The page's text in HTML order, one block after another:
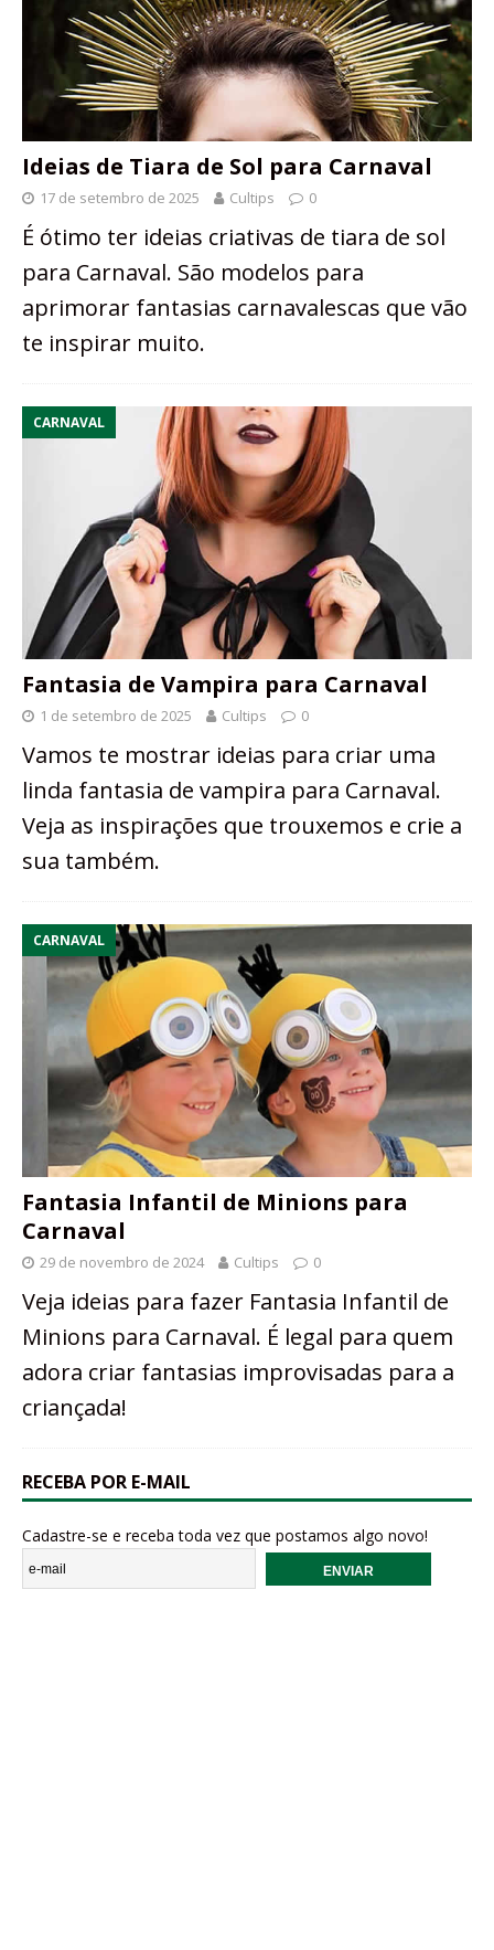
Ideias de Tiara de Sol para Carnaval
17 de setembro de 2025 Cultips 0
É ótimo ter ideias criativas de tiara de sol
para Carnaval. São modelos para
aprimorar fantasias carnavalescas que vão
te inspirar muito.
CARNAVAL
Fantasia de Vampira para Carnaval
1 de setembro de 2025 Cultips 0
Vamos te mostrar ideias para criar uma
linda fantasia de vampira para Carnaval.
Veja as inspirações que trouxemos e crie a
sua também.
CARNAVAL
Fantasia Infantil de Minions para
Carnaval
29 de novembro de 2024 Cultips 0
Veja ideias para fazer Fantasia Infantil de
Minions para Carnaval. É legal para quem
adora criar fantasias improvisadas para a
criançada!
RECEBA POR E-MAIL
Cadastre-se e receba toda vez que postamos algo novo!